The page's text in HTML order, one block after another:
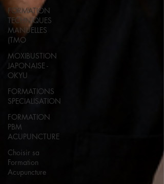
FORMATION
TECHNIQUES
MANUELLES
(TMO
MOXIBUSTION
JAPONAISE -
OKYU
FORMATIONS
SPECIALISATION
FORMATION
PBM
ACUPUNCTURE
Choisir sa
Formation
Acupuncture